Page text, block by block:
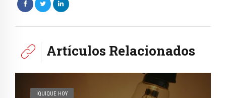
Artículos Relacionados
IQUIQUE HOY